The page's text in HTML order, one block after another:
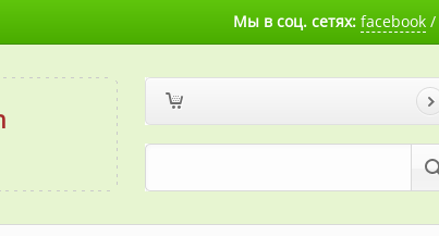
Мы в соц. сетях: facebook /